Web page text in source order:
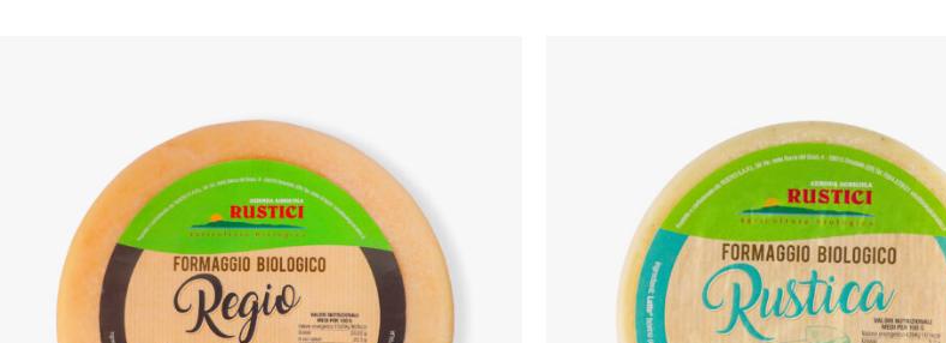
ANTEPRIMA RAPIDA ANTEPRIMA RAPIDA